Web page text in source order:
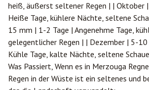
heiß, äußerst seltener Regen | | Oktober
Heiße Tage, kühlere Nächte, seltene
15 mm | 1-2 Tage | Angenehme Tage,
gelegentlicher Regen | | Dezember | 5-
Kühle Tage, kalte Nächte, seltene
Was Passiert, Wenn es in Merzouga
Regen in der Wüste ist ein seltenes und